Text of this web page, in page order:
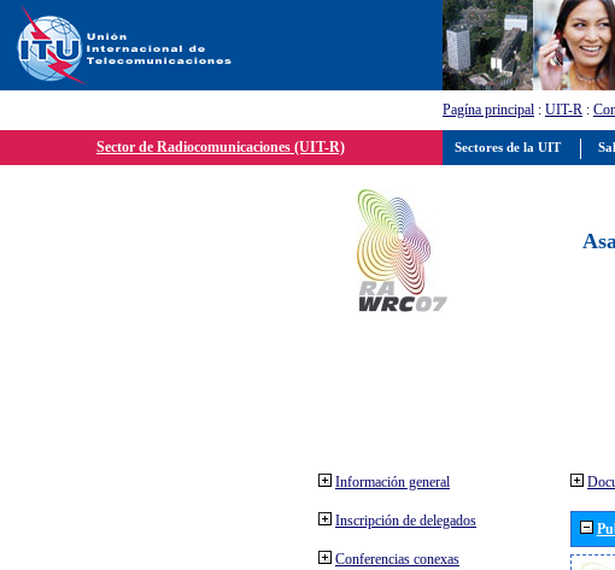
Pagína principal : UIT-R :
Sector de Radiocomunicaciones (UIT-R)
Información general
Inscripción de delegados
Conferencias conexas
Sectores de la UIT